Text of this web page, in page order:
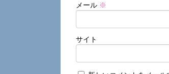
メール ※
サイト